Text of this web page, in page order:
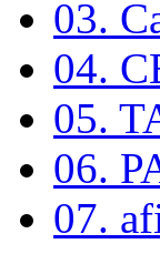
03.
04.
05.
06.
07.